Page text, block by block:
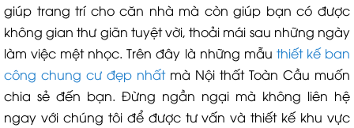
giúp trang trí cho căn nhà mà còn giúp bạn có được
không gian thư giãn tuyệt vời, thoải mái sau những ngày
làm việc mệt nhọc. Trên đây là những mẫu thiết kế ban
công chung cư đẹp nhấtmà Nội thất Toàn Cầu muốn
chia sẻ đến bạn. Đừng ngần ngại mà không liên hệ
ngay với chúng tôi để được tư vấn và thiết kế khu vực